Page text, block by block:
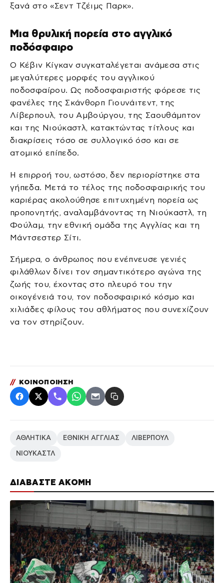
ΔΙΑΒΑΣΤΕ ΑΚΟΜΗ
ξανά στο «Σεντ Τζέιμς Παρκ».
Μια θρυλική πορεία στο αγγλικό
ποδόσφαιρο
Ο Κέβιν Κίγκαν συγκαταλέγεται ανάμεσα στις
μεγαλύτερες μορφές του αγγλικού
ποδοσφαίρου. Ως ποδοσφαιριστής φόρεσε τις
φανέλες της Σκάνθορπ Γιουνάιτεντ, της
Λίβερπουλ, του Αμβούργου, της Σαουθάμπτον
και της Νιούκαστλ, κατακτώντας τίτλους και
διακρίσεις τόσο σε συλλογικό όσο και σε
ατομικό επίπεδο.
Η επιρροή του, ωστόσο, δεν περιορίστηκε στα
γήπεδα. Μετά το τέλος της ποδοσφαιρικής του
καριέρας ακολούθησε επιτυχημένη πορεία ως
προπονητής, αναλαμβάνοντας τη Νιούκαστλ, τη
Φούλαμ, την εθνική ομάδα της Αγγλίας και τη
Μάντσεστερ Σίτι.
Σήμερα, ο άνθρωπος που ενέπνευσε γενιές
φιλάθλων δίνει τον σημαντικότερο αγώνα της
ζωής του, έχοντας στο πλευρό του την
οικογένειά του, τον ποδοσφαιρικό κόσμο και
χιλιάδες φίλους του αθλήματος που συνεχίζουν
να τον στηρίζουν.
// ΚΟΙΝΟΠΟΙΗΣΗ
ΑΘΛΗΤΙΚΑ ΕΘΝΙΚΗ ΑΓΓΛΙΑΣ ΛΙΒΕΡΠΟΥΛ
ΝΙΟΥΚΑΣΤΛ